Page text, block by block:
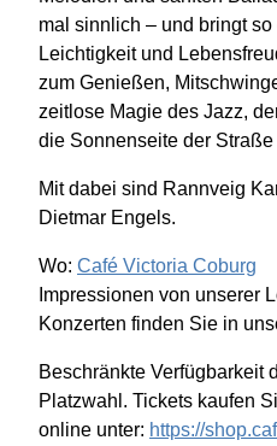
mal sinnlich – und bringt
Leichtigkeit und
zum Genießen,
zeitlose Magie des Jazz,
die Sonnenseite der Straße
Mit dabei sind Rannveig
Dietmar Engels.
Wo:Café Victoria Coburg
Impressionen von unserer
Konzerten finden Sie in
Beschränkte Verfügbarkeit
Platzwahl. Tickets kaufen
online unter: https://